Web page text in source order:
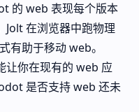
的 web 表现每个版本
Jolt 在浏览器中跑物理
有助于移动 web。
让你在现有的 web 应
是否支持 web 还未